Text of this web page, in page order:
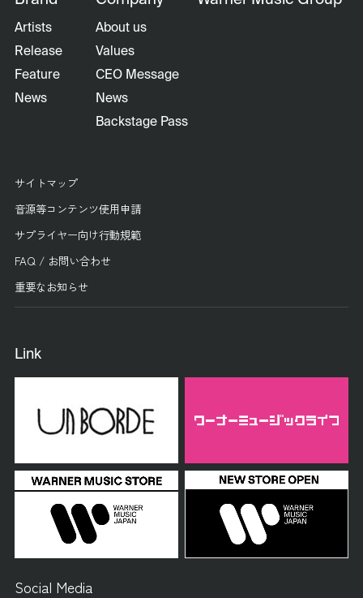
Artists
Release
Feature
News
About us
Values
CEO Message
News
Backstage Pass
サイトマップ
音源等コンテンツ使用申請
サプライヤー向け行動規範
FAQ / お問い合わせ
重要なお知らせ
Link
Social Media